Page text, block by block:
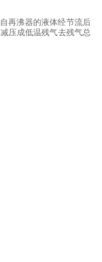
再沸器的液体经节流后
压成低温残气去残气总